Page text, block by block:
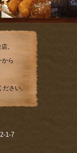
。
から
さい。
1-7